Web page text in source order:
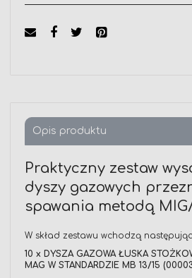
Opis produktu
Praktyczny zestaw
dyszy gazowych
spawania metodą
W skład zestawu wchodzą
10 x DYSZA GAZOWA ŁUSKA
MAG W STANDARDZIE MB 13/15